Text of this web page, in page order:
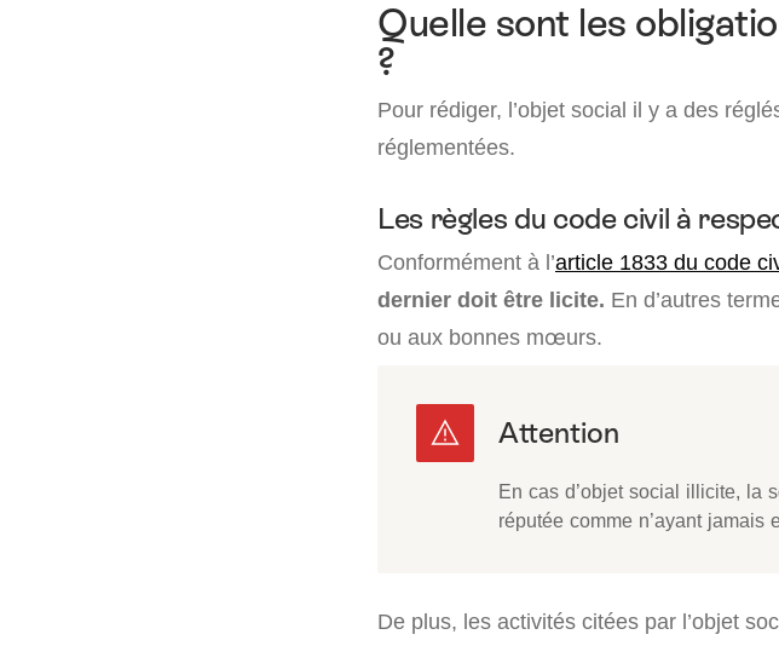
Quelle sont les
?
Pour rédiger, l’objet social il y a des
réglementées.
Les règles du code civil à
Conformément à l’article 1833 du code
dernier doit être licite. En d’autres
ou aux bonnes mœurs.
En cas d’objet social illicite, la
réputée comme n’ayant jamais
De plus, les activités citées par l’objet